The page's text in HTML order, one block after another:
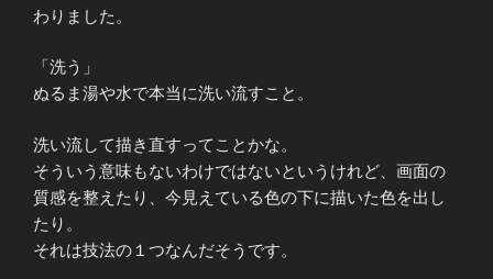
わりました。
「洗う」
ぬるま湯や水で本当に洗い流すこと。
洗い流して描き直すってことかな。
そういう意味もないわけではないというけれど、画面の
質感を整えたり、今見えている色の下に描いた色を出し
たり。
それは技法の１つなんだそうです。